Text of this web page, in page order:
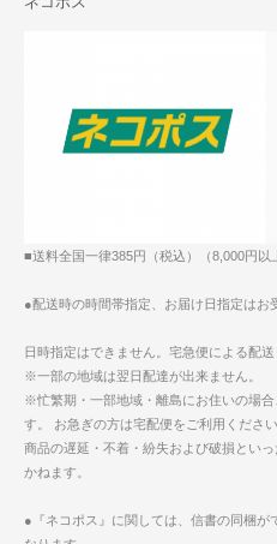
■送料全国一律385円（税込）（8,000円以
●配送時の時間帯指定、お届け日指定はお
日時指定はできません。宅急便による配
※一部の地域は翌日配達が出来ません。
※忙繁期・一部地域・離島にお住いの場
す。 お急ぎの方は宅配便をご利用ください
商品の遅延・不着・紛失および破損とい
かねます。
●『ネコポス』に関しては、信書の同梱が